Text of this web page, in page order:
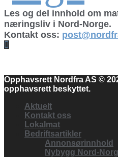
Les og del innhold om
næringsliv i Nord-Norge.
Kontakt oss:
Opphavsrett Nordfra AS ©
opphavsrett beskyttet.
Aktuelt
Kontakt oss
Lokalmat
Bedriftsartikler
Annonsørinnhold
Nybygg Nord-